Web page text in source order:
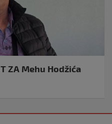
ZA Mehu Hodžića